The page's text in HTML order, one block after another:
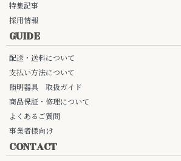
特集記事
採用情報
GUIDE
配送・送料について
支払い方法について
照明器具 取扱ガイド
商品保証・修理について
よくあるご質問
事業者様向け
CONTACT